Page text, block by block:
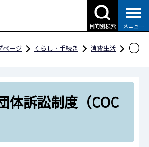
目的別検索 メニュー
ページ くらし・手続き
消費生活
団体訴訟制度（COCoLiS)
体訴訟制度（COC